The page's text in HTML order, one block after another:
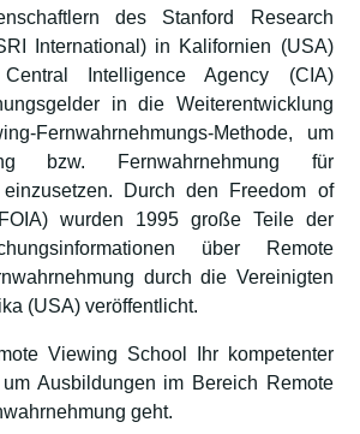
des Stanford Research
International) in Kalifornien (USA)
Intelligence Agency (CIA)
in die Weiterentwicklung
Fernwahrnehmungs-Methode, um
bzw. Fernwahrnehmung für
einzusetzen. Durch den Freedom of
wurden 1995 große Teile der
über Remote
durch die Vereinigten
(USA) veröffentlicht.
Viewing School Ihr kompetenter
Ausbildungen im Bereich Remote
geht.